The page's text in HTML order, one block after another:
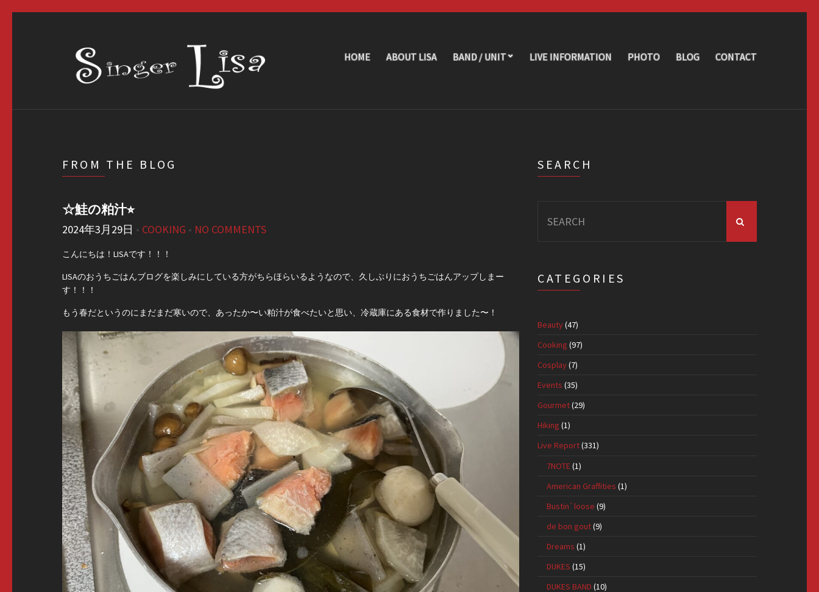
HOME ABOUT LISA BAND / UNIT LIVE INFORMATION PHOTO BLOG CONTACT
FROM THE BLOG
☆鮭の粕汁⭐︎
2024年3月29日 • COOKING • NO COMMENTS
こんにちは！LISAです！！！
LISAのおうちごはんブログを楽しみにしている方がちらほらいるようなので、久しぶりにおうちごはんアップしまー
す！！！
もう春だというのにまだまだ寒いので、あったか〜い粕汁が食べたいと思い、冷蔵庫にある食材で作りました〜！
SEARCH
for:
CATEGORIES
Beauty(47)
Cooking (97)
Cosplay(7)
Events (35)
Gourmet(29)
Hiking (1)
Live Report(331)
7NOTE(1)
American Graffities (1)
Bustin`loose (9)
de bon gout(9)
Dreams (1)
DUKES (15)
DUKES BAND (10)